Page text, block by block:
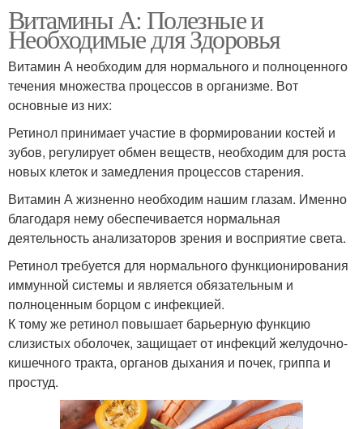
Витамины А: Полезные и
Необходимые для Здоровья
Витамин А необходим для нормального и полноценного
течения множества процессов в организме. Вот
основные из них:
Ретинол принимает участие в формировании костей и
зубов, регулирует обмен веществ, необходим для роста
новых клеток и замедления процессов старения.
Витамин А жизненно необходим нашим глазам. Именно
благодаря нему обеспечивается нормальная
деятельность анализаторов зрения и восприятие света.
Ретинол требуется для нормального функционирования
иммунной системы и является обязательным и
полноценным борцом с инфекцией.
К тому же ретинол повышает барьерную функцию
слизистых оболочек, защищает от инфекций желудочно-
кишечного тракта, органов дыхания и почек, гриппа и
простуд.